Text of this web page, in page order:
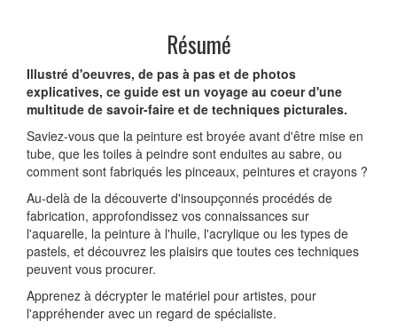
Résumé
Illustré d'oeuvres, de pas à pas et de photos
explicatives, ce guide est un voyage au coeur d'une
multitude de savoir-faire et de techniques picturales.
Saviez-vous que la peinture est broyée avant d'être mise en
tube, que les toiles à peindre sont enduites au sabre, ou
comment sont fabriqués les pinceaux, peintures et crayons ?
Au-delà de la découverte d'insoupçonnés procédés de
fabrication, approfondissez vos connaissances sur
l'aquarelle, la peinture à l'huile, l'acrylique ou les types de
pastels, et découvrez les plaisirs que toutes ces techniques
peuvent vous procurer.
Apprenez à décrypter le matériel pour artistes, pour
l'appréhender avec un regard de spécialiste.